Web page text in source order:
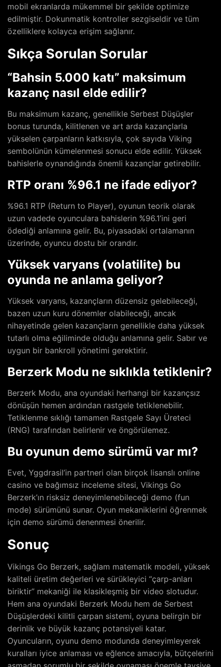
mobil ekranlarda mükemmel bir şekilde optimize
edilmiştir. Dokunmatik kontroller sezgiseldir ve tüm
özelliklere kolayca erişim sağlanır.
Sıkça Sorulan Sorular
“Bahsin 5.000 katı” maksimum
kazanç nasıl elde edilir?
Bu maksimum kazanç, genellikle Serbest Düşüşler
bonus turunda, kilitlenen ve art arda kazançlarla
yükselen çarpanların katkısıyla, çok sayıda Viking
sembolünün kümelenmesi sonucu elde edilir. Yüksek
bahislerle oynandığında önemli kazançlar getirebilir.
RTP oranı %96.1 ne ifade ediyor?
%96.1 RTP (Return to Player), oyunun teorik olarak
uzun vadede oyunculara bahislerin %96.1’ini geri
ödediği anlamına gelir. Bu, piyasadaki ortalamanın
üzerinde, oyuncu dostu bir orandır.
Yüksek varyans (volatilite) bu
oyunda ne anlama geliyor?
Yüksek varyans, kazançların düzensiz gelebileceği,
bazen uzun kuru dönemler olabileceği, ancak
nihayetinde gelen kazançların genellikle daha yüksek
tutarlı olma eğiliminde olduğu anlamına gelir. Sabır ve
uygun bir bankroll yönetimi gerektirir.
Berzerk Modu ne sıklıkla tetiklenir?
Berzerk Modu, ana oyundaki herhangi bir kazançsız
dönüşün hemen ardından rastgele tetiklenebilir.
Tetiklenme sıklığı tamamen Rastgele Sayı Üreteci
(RNG) tarafından belirlenir ve öngörülemez.
Bu oyunun demo sürümü var mı?
Evet, Yggdrasil’in partneri olan birçok lisanslı online
casino ve bağımsız inceleme sitesi, Vikings Go
Berzerk’ın risksiz deneyimlenebileceği demo (fun
mode) sürümünü sunar. Oyun mekaniklerini öğrenmek
için demo sürümü denenmesi önerilir.
Sonuç
Vikings Go Berzerk, sağlam matematik modeli, yüksek
kaliteli üretim değerleri ve sürükleyici “çarp-anları
biriktir” mekaniği ile klasikleşmiş bir video slotudur.
Hem ana oyundaki Berzerk Modu hem de Serbest
Düşüşlerdeki kilitli çarpan sistemi, oyuna belirgin bir
derinlik ve büyük kazanç potansiyeli katar.
Oyuncuların, oyunu demo modunda deneyimleyerek
kuralları iyice anlaması ve eğlence amacıyla, bütçelerini